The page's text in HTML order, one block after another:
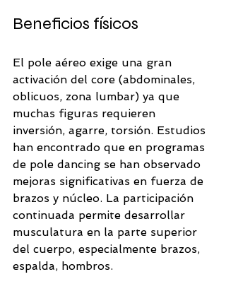
Beneficios físicos
El pole aéreo exige una gran
activación del core (abdominales,
oblicuos, zona lumbar) ya que
muchas figuras requieren
inversión, agarre, torsión. Estudios
han encontrado que en programas
de pole dancing se han observado
mejoras significativas en fuerza de
brazos y núcleo. La participación
continuada permite desarrollar
musculatura en la parte superior
del cuerpo, especialmente brazos,
espalda, hombros.